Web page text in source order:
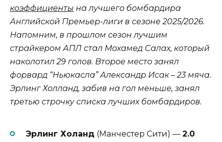
коэффициенты на лучшего бомбардира
Английской Премьер-лиги в сезоне 2025/2026.
Напомним, в прошлом сезон лучшим
страйкером АПЛ стал Мохамед Салах, который
наколотил 29 голов. Второе место занял
форвард “Ньюкасла” Александр Исак – 23 мяча.
Эрлинг Холланд, забив на гол меньше, занял
третью строчку списка лучших бомбардиров.
Эрлинг Холанд (Манчестер Сити) — 2.0